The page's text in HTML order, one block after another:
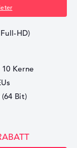
HD)
Kerne
Bit)